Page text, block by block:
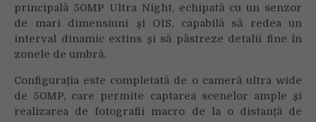
principală 50MP Ultra Night, echipată cu un senzor
de mari dimensiuni și OIS, capabilă să redea un
interval dinamic extins și să păstreze detalii fine în
zonele de umbră.
Configurația este completată de o cameră ultra wide
de 50MP, care permite captarea scenelor ample și
realizarea de fotografii macro de la o distanță de